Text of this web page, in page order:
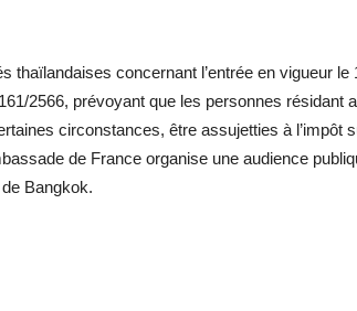
thaïlandaises concernant l’entrée en vigueur
2566, prévoyant que les personnes résidant
circonstances, être assujetties à l’impôt
de France organise une audience
Bangkok.